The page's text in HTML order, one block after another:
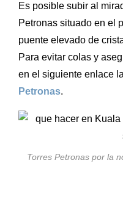
Es posible subir al
Petronas situado en el
puente elevado de
Para evitar colas y
en el siguiente enlace la
Petronas.
Torres Petronas por la